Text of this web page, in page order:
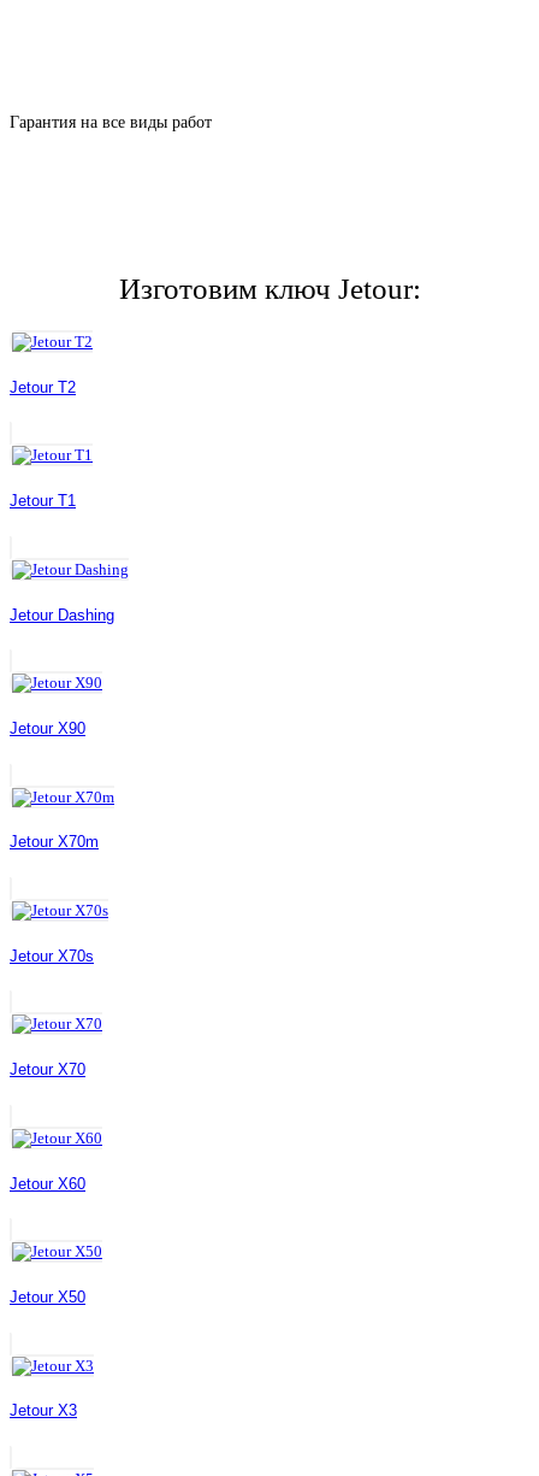
Гарантия на все виды работ
Изготовим ключ Jetour:
Jetour T2
Jetour T1
Jetour Dashing
Jetour X90
Jetour X70m
Jetour X70s
Jetour X70
Jetour X60
Jetour X50
Jetour X3